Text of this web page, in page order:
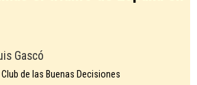
Gascó
Club de las Buenas Decisiones